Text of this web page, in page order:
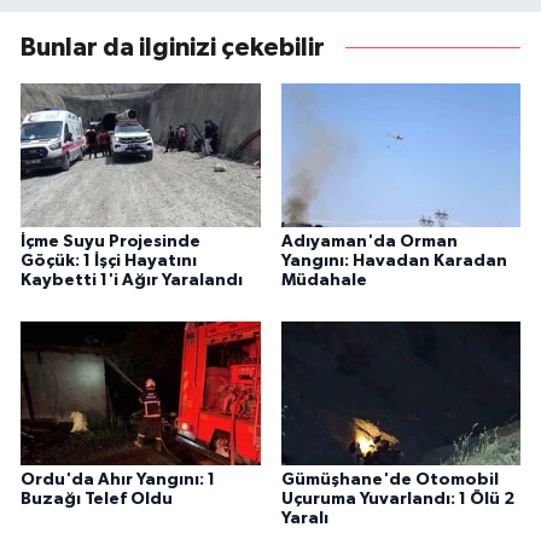
Bunlar da ilginizi çekebilir
İçme Suyu Projesinde
Göçük: 1 İşçi Hayatını
Kaybetti 1'i Ağır Yaralandı
Adıyaman'da Orman
Yangını: Havadan Karadan
Müdahale
Ordu'da Ahır Yangını: 1
Buzağı Telef Oldu
Gümüşhane'de Otomobil
Uçuruma Yuvarlandı: 1 Ölü 2
Yaralı